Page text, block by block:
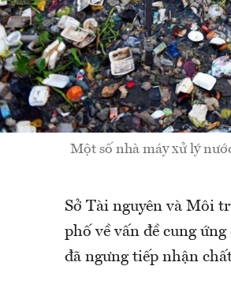
Một số nhà máy xử lý
Sở Tài nguyên và Môi
phố về vấn đề cung
đã ngưng tiếp nhận